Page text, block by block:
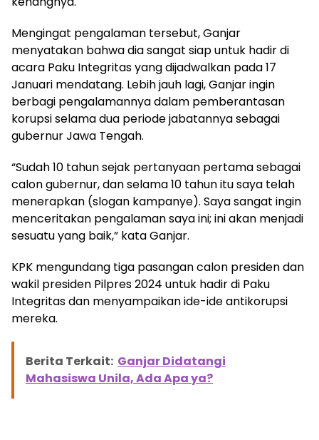
Mengingat pengalaman tersebut, Ganjar
menyatakan bahwa dia sangat siap untuk hadir di
acara Paku Integritas yang dijadwalkan pada 17
Januari mendatang. Lebih jauh lagi, Ganjar ingin
berbagi pengalamannya dalam pemberantasan
korupsi selama dua periode jabatannya sebagai
gubernur Jawa Tengah.
“Sudah 10 tahun sejak pertanyaan pertama sebagai
calon gubernur, dan selama 10 tahun itu saya telah
menerapkan (slogan kampanye). Saya sangat ingin
menceritakan pengalaman saya ini; ini akan menjadi
sesuatu yang baik,” kata Ganjar.
KPK mengundang tiga pasangan calon presiden dan
wakil presiden Pilpres 2024 untuk hadir di Paku
Integritas dan menyampaikan ide-ide antikorupsi
mereka.
Berita Terkait: Ganjar Didatangi
Mahasiswa Unila, Ada Apa ya?